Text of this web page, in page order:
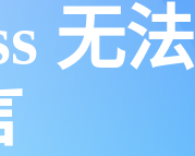
无法